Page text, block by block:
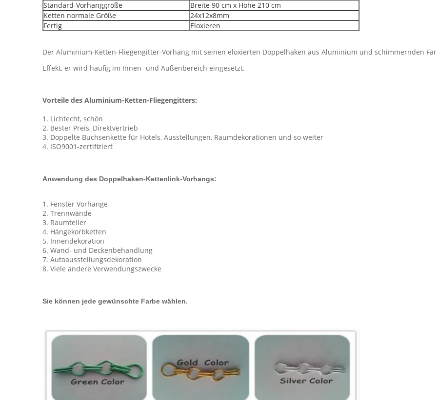
Standard-Vorhanggröße
Breite 90 cm x Höhe 210 cm
Ketten normale Größe
24x12x8mm
Fertig
Eloxieren
Der Aluminium-Ketten-Fliegengitter-Vorhang mit seinen eloxierten Doppelhaken aus Aluminium und schimmernden
Effekt, er wird häufig im Innen- und Außenbereich eingesetzt.
Vorteile des Aluminium-Ketten-Fliegengitters:
1. Lichtecht, schön
2. Bester Preis, Direktvertrieb
3. Doppelte Buchsenkette für Hotels, Ausstellungen, Raumdekorationen und so weiter
4. ISO9001-zertifiziert
Anwendung des Doppelhaken-Kettenlink-Vorhangs:
1. Fenster Vorhänge
2. Trennwände
3. Raumteiler
4. Hängekorbketten
5. Innendekoration
6. Wand- und Deckenbehandlung
7. Autoausstellungsdekoration
8. Viele andere Verwendungszwecke
Sie können jede gewünschte Farbe wählen.